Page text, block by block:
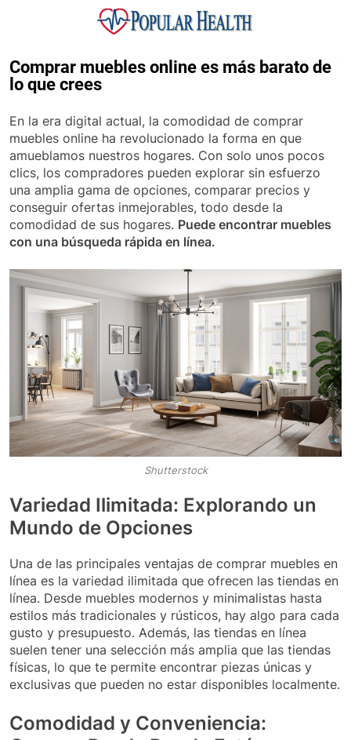
Popular Health
Comprar muebles online es más barato de
lo que crees
En la era digital actual, la comodidad de comprar
muebles online ha revolucionado la forma en que
amueblamos nuestros hogares. Con solo unos pocos
clics, los compradores pueden explorar sin esfuerzo
una amplia gama de opciones, comparar precios y
conseguir ofertas inmejorables, todo desde la
comodidad de sus hogares. Puede encontrar muebles
con una búsqueda rápida en línea.
Shutterstock
Variedad Ilimitada: Explorando un
Mundo de Opciones
Una de las principales ventajas de comprar muebles en
línea es la variedad ilimitada que ofrecen las tiendas en
línea. Desde muebles modernos y minimalistas hasta
estilos más tradicionales y rústicos, hay algo para cada
gusto y presupuesto. Además, las tiendas en línea
suelen tener una selección más amplia que las tiendas
físicas, lo que te permite encontrar piezas únicas y
exclusivas que pueden no estar disponibles localmente.
Comodidad y Conveniencia: